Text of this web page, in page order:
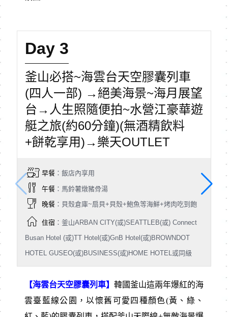
Day 3
釜山必搭~海雲台天空膠囊列車
(四人一部) →絕美海景~海月展望
台→人生照隨便拍~水營江豪華遊
艇之旅(約60分鐘)(無酒精飲料
+餅乾享用)→樂天OUTLET
早餐：飯店內享用
午餐：馬鈴薯燉豬骨湯
晚餐：貝殼倉庫~扇貝+貝殼+鮑魚等海鮮+烤肉吃到飽
住宿：釜山ARBAN CITY(或)SEATTLEB(或) Connect
Busan Hotel (或)TT Hotel(或)GnB Hotel(或)BROWNDOT
HOTEL GUSEO(或)BUSINESS(或)HOME HOTEL或同級
【海雲台天空膠囊列車】韓國釜山這兩年爆紅的海
雲臺藍線公園，以懷舊可愛四種顏色(黃、綠、